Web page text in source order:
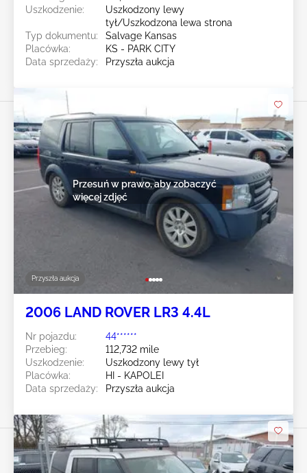
Uszkodzenie:
Uszkodzony lewy
tył/Uszkodzona lewa strona
Typ dokumentu:
Salvage Kansas
Placówka:
KS - PARK CITY
Data sprzedaży:
Przyszła aukcja
Przyszła aukcja
Przesuń w prawo, aby zobaczyć
więcej zdjęć
2006 LAND ROVER LR3 4.4L
Nr pojazdu:
44******
Przebieg:
112,732 mile
Uszkodzenie:
Uszkodzony lewy tył
Placówka:
HI - KAPOLEI
Data sprzedaży:
Przyszła aukcja